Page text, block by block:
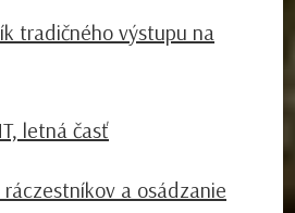
tradičného výstupu na
letná časť
ráczestníkov a osádzanie